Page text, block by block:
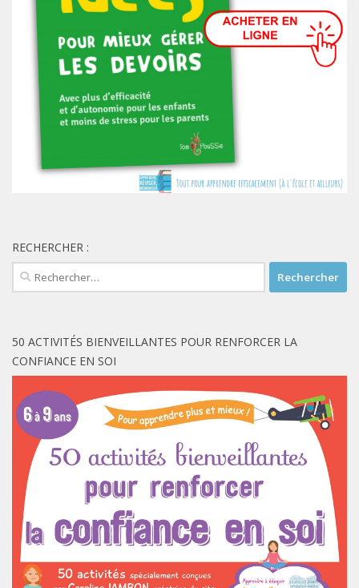
RECHERCHER :
Rechercher :
50 ACTIVITÉS BIENVEILLANTES POUR RENFORCER LA
CONFIANCE EN SOI